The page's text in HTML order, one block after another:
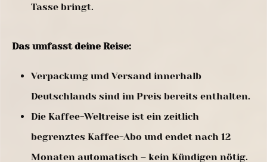
Tasse bringt.
Das umfasst deine Reise:
Verpackung und Versand innerhalb
Deutschlands sind im Preis bereits enthalten.
Die Kaffee-Weltreise ist ein zeitlich
begrenztes Kaffee-Abo und endet nach 12
Monaten automatisch – kein Kündigen nötig.